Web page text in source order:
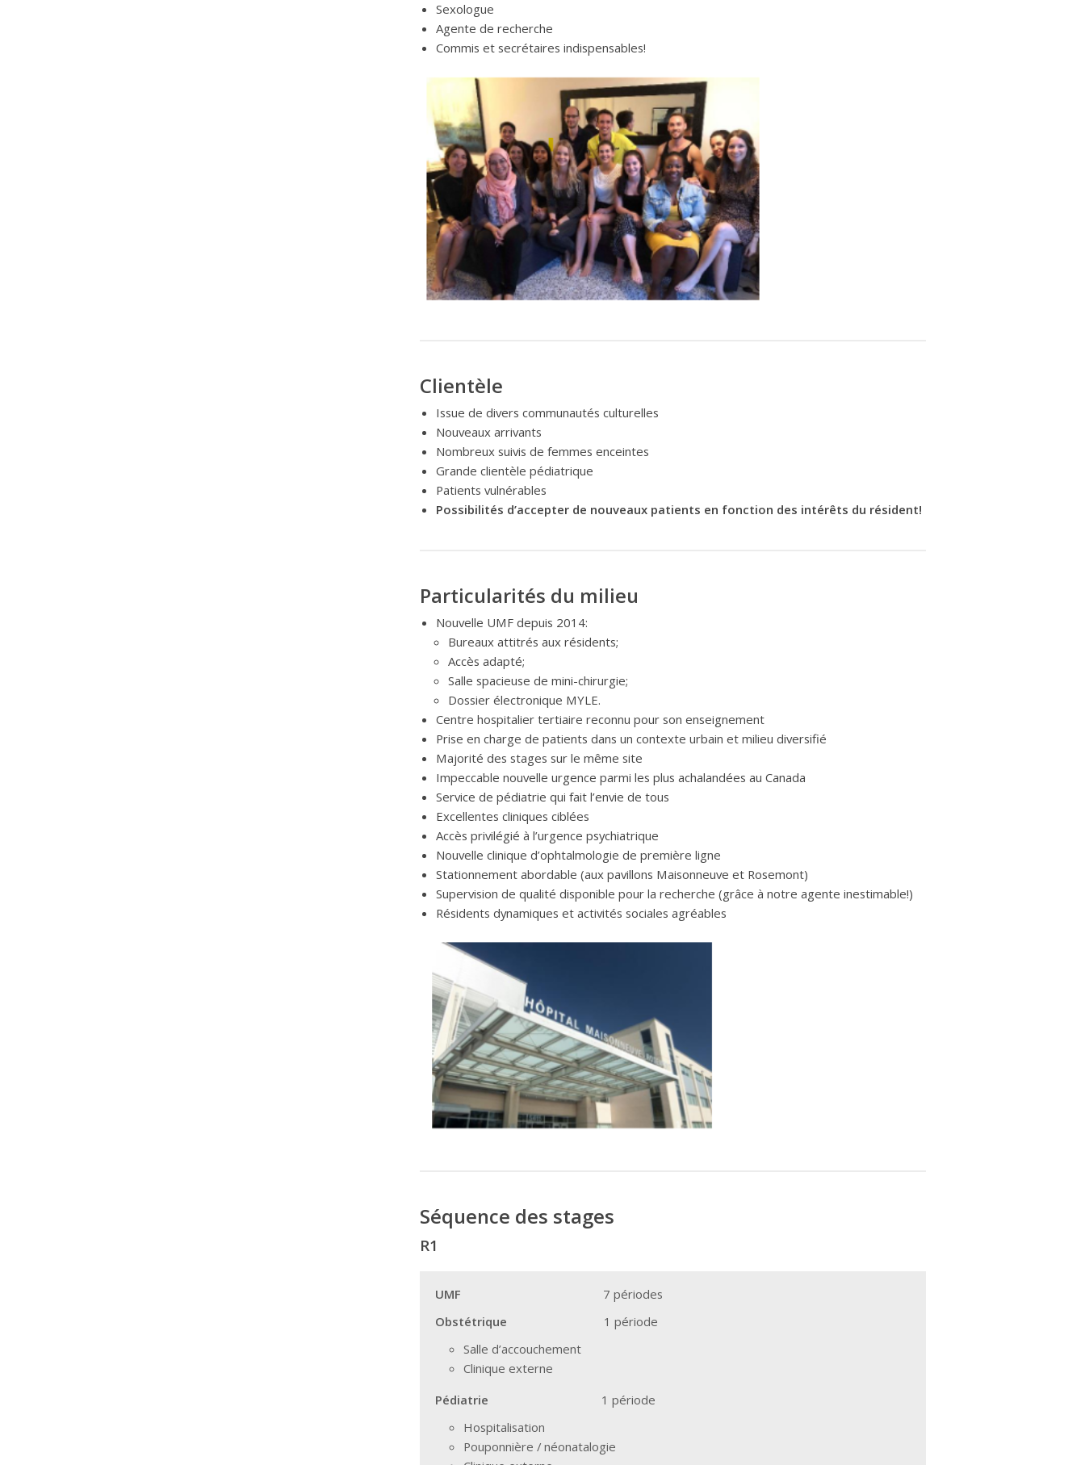
Sexologue
Agente de recherche
Commis et secrétaires indispensables!
Clientèle
Issue de divers communautés culturelles
Nouveaux arrivants
Nombreux suivis de femmes enceintes
Grande clientèle pédiatrique
Patients vulnérables
Possibilités d’accepter de nouveaux patients en fonction des intérêts du résident!
Particularités du milieu
Nouvelle UMF depuis 2014:
Bureaux attitrés aux résidents;
Accès adapté;
Salle spacieuse de mini-chirurgie;
Dossier électronique MYLE.
Centre hospitalier tertiaire reconnu pour son enseignement
Prise en charge de patients dans un contexte urbain et milieu diversifié
Majorité des stages sur le même site
Impeccable nouvelle urgence parmi les plus achalandées au Canada
Service de pédiatrie qui fait l’envie de tous
Excellentes cliniques ciblées
Accès privilégié à l’urgence psychiatrique
Nouvelle clinique d’ophtalmologie de première ligne
Stationnement abordable (aux pavillons Maisonneuve et Rosemont)
Supervision de qualité disponible pour la recherche (grâce à notre agente inestimable!)
Résidents dynamiques et activités sociales agréables
Séquence des stages
R1
UMF 7 périodes
Obstétrique 1 période
Salle d’accouchement
Clinique externe
Pédiatrie 1 période
Hospitalisation
Pouponnière / néonatalogie